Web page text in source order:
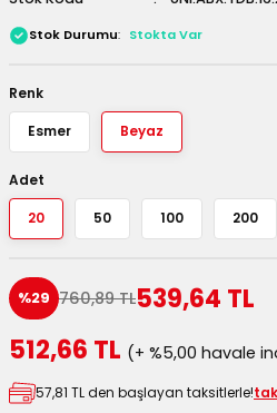
Kutuları
Kutuları
Masura Kapaklı
Stok Durumu Stokta Var
Renk
Esmer Beyaz
Adet
20 50 100 200
%29 760,89 TL539,64 TL
512,66 TL (+ %5,00 havale
57,81 TL den başlayan taksitlerle!